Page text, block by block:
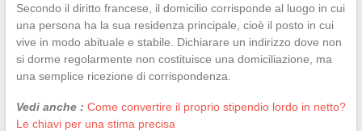
Secondo il diritto francese, il domicilio corrisponde al luogo in cui
una persona ha la sua residenza principale, cioè il posto in cui
vive in modo abituale e stabile. Dichiarare un indirizzo dove non
si dorme regolarmente non costituisce una domiciliazione, ma
una semplice ricezione di corrispondenza.
Vedi anche : Come convertire il proprio stipendio lordo in netto?
Le chiavi per una stima precisa